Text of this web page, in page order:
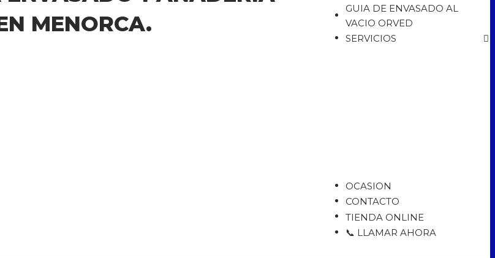
MENORCA.
GUIA DE ENVASADO AL
VACIO ORVED
SERVICIOS
OCASION
CONTACTO
TIENDA ONLINE
📞 LLAMAR AHORA